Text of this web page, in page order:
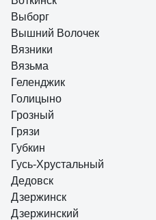
Выборг
Вышний Волочек
Вязники
Вязьма
Геленджик
Голицыно
Грозный
Грязи
Губкин
Гусь-Хрустальный
Дедовск
Дзержинск
Дзержинский